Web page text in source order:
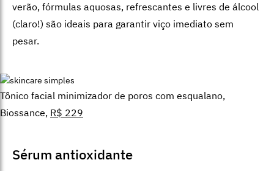
verão, fórmulas aquosas, refrescantes e livres de álcool
(claro!) são ideais para garantir viço imediato sem
pesar.
Tônico facial minimizador de poros com esqualano,
Biossance, R$ 229
Sérum antioxidante